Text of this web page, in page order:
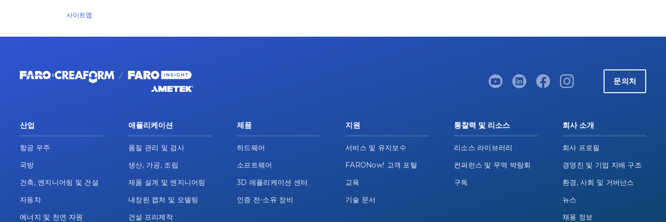
사이트맵
문의처
산업
항공 우주
국방
건축, 엔지니어링 및 건설
자동차
에너지 및 천연 자원
애플리케이션
품질 관리 및 검사
생산, 가공, 조립
제품 설계 및 엔지니어링
내장된 캡처 및 모델링
건설 프리제작
제품
하드웨어
소프트웨어
3D 애플리케이션 센터
인증 전-소유 장비
지원
서비스 및 유지보수
FARONow! 고객 포털
교육
기술 문서
통찰력 및 리소스
리소스 라이브러리
컨퍼런스 및 무역 박람회
구독
회사 소개
회사 프로필
경영진 및 기업 지배 구조
환경, 사회 및 거버넌스
뉴스
채용 정보